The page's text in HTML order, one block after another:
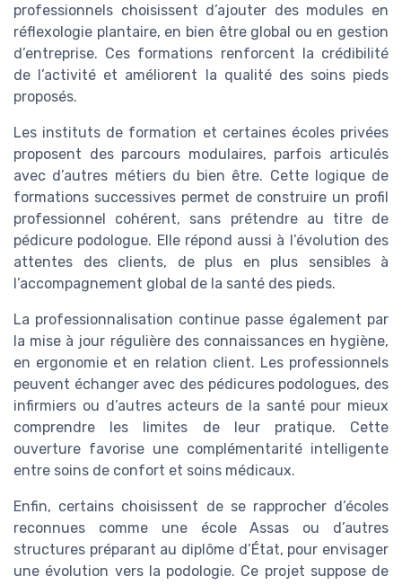
professionnels choisissent d’ajouter des modules en
réflexologie plantaire, en bien être global ou en gestion
d’entreprise. Ces formations renforcent la crédibilité
de l’activité et améliorent la qualité des soins pieds
proposés.
Les instituts de formation et certaines écoles privées
proposent des parcours modulaires, parfois articulés
avec d’autres métiers du bien être. Cette logique de
formations successives permet de construire un profil
professionnel cohérent, sans prétendre au titre de
pédicure podologue. Elle répond aussi à l’évolution des
attentes des clients, de plus en plus sensibles à
l’accompagnement global de la santé des pieds.
La professionnalisation continue passe également par
la mise à jour régulière des connaissances en hygiène,
en ergonomie et en relation client. Les professionnels
peuvent échanger avec des pédicures podologues, des
infirmiers ou d’autres acteurs de la santé pour mieux
comprendre les limites de leur pratique. Cette
ouverture favorise une complémentarité intelligente
entre soins de confort et soins médicaux.
Enfin, certains choisissent de se rapprocher d’écoles
reconnues comme une école Assas ou d’autres
structures préparant au diplôme d’État, pour envisager
une évolution vers la podologie. Ce projet suppose de